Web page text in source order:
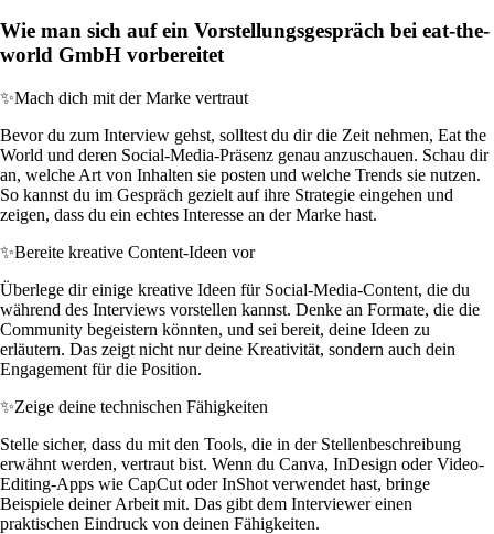
Wie man sich auf ein Vorstellungsgespräch bei eat-the-
world GmbH vorbereitet
✨Mach dich mit der Marke vertraut
Bevor du zum Interview gehst, solltest du dir die Zeit nehmen, Eat the
World und deren Social-Media-Präsenz genau anzuschauen. Schau dir
an, welche Art von Inhalten sie posten und welche Trends sie nutzen.
So kannst du im Gespräch gezielt auf ihre Strategie eingehen und
zeigen, dass du ein echtes Interesse an der Marke hast.
✨Bereite kreative Content-Ideen vor
Überlege dir einige kreative Ideen für Social-Media-Content, die du
während des Interviews vorstellen kannst. Denke an Formate, die die
Community begeistern könnten, und sei bereit, deine Ideen zu
erläutern. Das zeigt nicht nur deine Kreativität, sondern auch dein
Engagement für die Position.
✨Zeige deine technischen Fähigkeiten
Stelle sicher, dass du mit den Tools, die in der Stellenbeschreibung
erwähnt werden, vertraut bist. Wenn du Canva, InDesign oder Video-
Editing-Apps wie CapCut oder InShot verwendet hast, bringe
Beispiele deiner Arbeit mit. Das gibt dem Interviewer einen
praktischen Eindruck von deinen Fähigkeiten.